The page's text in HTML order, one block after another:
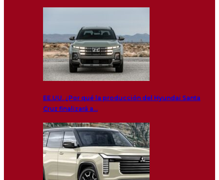
EE.UU. ¿Por qué la producción del Hyundai Santa
Cruz finalizará a…